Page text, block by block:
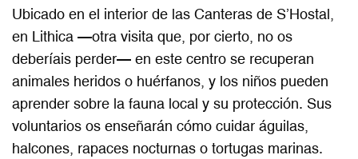
Ubicado en el interior de las Canteras de S’Hostal,
en Lithica —otra visita que, por cierto, no os
deberíais perder— en este centro se recuperan
animales heridos o huérfanos, y los niños pueden
aprender sobre la fauna local y su protección. Sus
voluntarios os enseñarán cómo cuidar águilas,
halcones, rapaces nocturnas o tortugas marinas.